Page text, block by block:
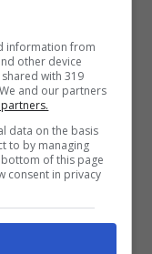
come se
nastro.
archi
come a
alcuni
sulle sue
poi un’altra
information from
other device
with 319
and our partners
data on the basis
to by managing
of this page
consent in privacy